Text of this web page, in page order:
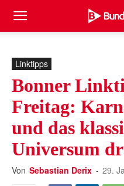
Linktipps
Bonner
Freitag:
und das
Universum
Von Sebastian Derix - 29.